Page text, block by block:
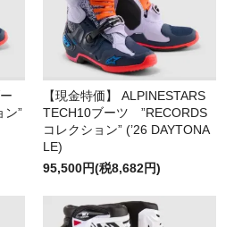
ン”
【現金特価】 ALPINESTARS
TECH10ブーツ ”RECORDS
コレクション” (’26 DAYTONA
LE)
95,500円(税8,682円)